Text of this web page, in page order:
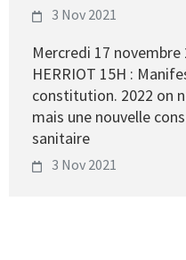
3 Nov 2021
Mercredi 17 novembre
HERRIOT 15H :
constitution. 2022 on
mais une nouvelle
sanitaire
3 Nov 2021